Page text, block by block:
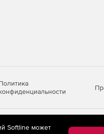
предоставления
Softline может